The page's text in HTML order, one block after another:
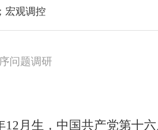
宏观调控
问题调研
12月生，中国共产党第十